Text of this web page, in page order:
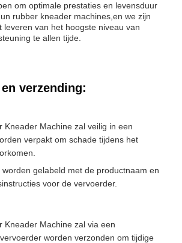
om optimale prestaties en levensduur
rubber kneader machines,en we zijn
leveren van het hoogste niveau van
te allen tijde.
verzending:
Kneader Machine zal veilig in een
verpakt om schade tijdens het
worden gelabeld met de productnaam en
voor de vervoerder.
Kneader Machine zal via een
worden verzonden om tijdige